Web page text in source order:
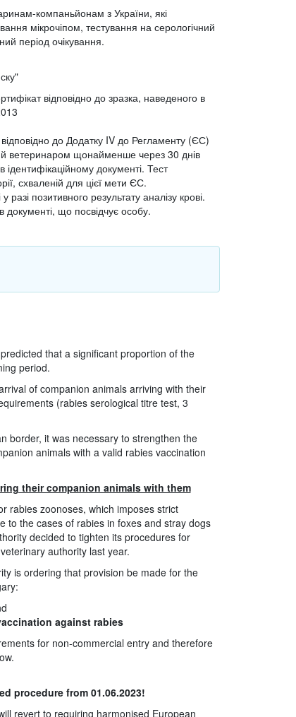
компаньйонам з України, які
мікрочіпом, тестування на серологічний
період очікування.
відповідно до зразка, наведеного в
відповідно до Додатку IV до Регламенту (ЄС)
ветеринаром щонайменше через 30 днів
ідентифікаційному документі. Тест
схваленій для цієї мети ЄС.
разі позитивного результату аналізу крові.
документі, що посвідчує особу.
that a significant proportion of the
period.
of companion animals arriving with their
(rabies serological titre test, 3
border, it was necessary to strengthen the
animals with a valid rabies vaccination
their companion animals with them
rabies zoonoses, which imposes strict
to the cases of rabies in foxes and stray dogs
decided to tighten its procedures for
authority last year.
is ordering that provision be made for the
against rabies
for non-commercial entry and therefore
procedure from 01.06.2023!
revert to requiring harmonised European